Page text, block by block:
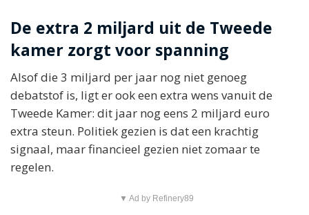
De extra 2 miljard uit de Tweede
kamer zorgt voor spanning
Alsof die 3 miljard per jaar nog niet genoeg
debatstof is, ligt er ook een extra wens vanuit de
Tweede Kamer: dit jaar nog eens 2 miljard euro
extra steun. Politiek gezien is dat een krachtig
signaal, maar financieel gezien niet zomaar te
regelen.
▼ Ad by Refinery89